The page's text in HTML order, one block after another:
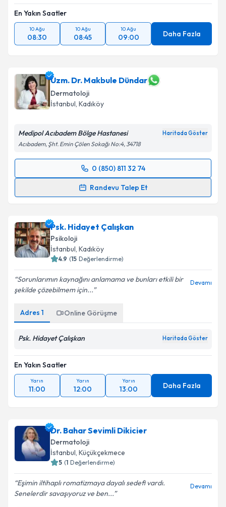
En Yakın Saatler
10 Ağu
08:30
10 Ağu
08:45
10 Ağu
09:00 Daha Fazla
Uzm. Dr. Makbule Dündar
Dermatoloji
İstanbul, Kadıköy
Medipol Acıbadem Bölge Hastanesi Haritada Göster
Acıbadem, Şht. Emin Çölen Sokağı No:4, 34718
0 (850) 811 32 74
Randevu Talep Et
Randevu Takvimi Talebi
için bir takvim hazırlandığında e-posta ile
bilgilendireceğiz.
E-posta Adresiniz
Metni'ni okudum ve kişisel verilerimin belirtilen
Takvim Talebini Gönder
Psk. Hidayet Çalışkan
Psikoloji
İstanbul, Kadıköy
4.9 (15 Değerlendirme)
Sorunlarımın kaynağını anlamama ve bunları etkili bir
şekilde çözebilmem için...
Devamı
Adres 1 Online Görüşme
Psk. Hidayet Çalışkan Haritada Göster
En Yakın Saatler
Yarın
11:00
Yarın
12:00
Yarın
13:00 Daha Fazla
Dr. Bahar Sevimli Dikicier
Dermatoloji
İstanbul, Küçükçekmece
5 (1 Değerlendirme)
Eşimin iltihaplı romatizmaya dayalı sedefi vardı.
Senelerdir savaşıyoruz ve ben...
Devamı